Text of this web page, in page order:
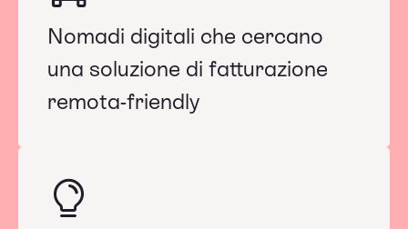
Nomadi digitali che cercano
una soluzione di fatturazione
remota-friendly